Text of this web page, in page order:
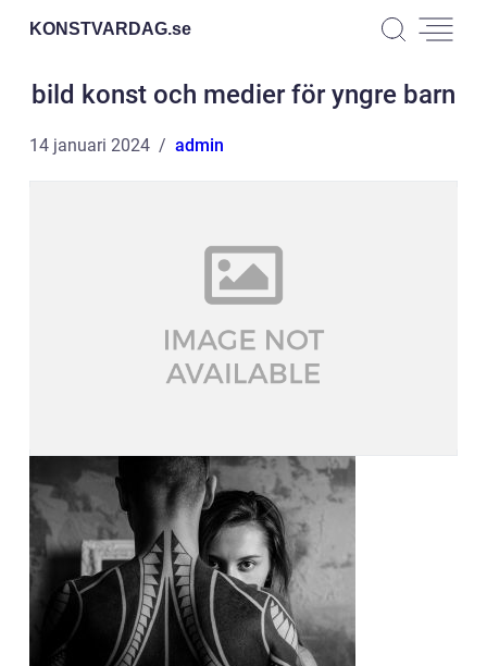
KONSTVARDAG.se
bild konst och medier för yngre barn
14 januari 2024 admin